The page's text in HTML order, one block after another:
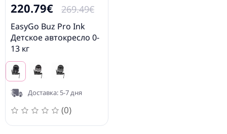
220.79€ 269.49€
EasyGo Buz Pro Ink
Детское автокресло 0-
13 кг
Доставка: 5-7 дня
(0)